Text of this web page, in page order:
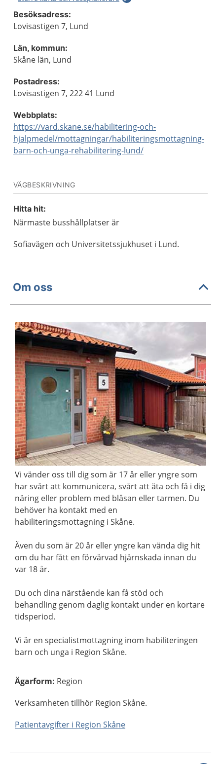
Besöksadress:
Lovisastigen 7, Lund
Län, kommun:
Skåne län, Lund
Postadress:
Lovisastigen 7, 222 41 Lund
Webbplats:
https://vard.skane.se/habilitering-och-
hjalpmedel/mottagningar/habiliteringsmottagning-
barn-och-unga-rehabilitering-lund/
VÄGBESKRIVNING
Hitta hit:
Närmaste busshållplatser är
Sofiavägen och Universitetssjukhuset i Lund.
Om oss
Vi vänder oss till dig som är 17 år eller yngre som
har svårt att kommunicera, svårt att äta och få i dig
näring eller problem med blåsan eller tarmen. Du
behöver ha kontakt med en
habiliteringsmottagning i Skåne.
Även du som är 20 år eller yngre kan vända dig hit
om du har fått en förvärvad hjärnskada innan du
var 18 år.
Du och dina närstående kan få stöd och
behandling genom daglig kontakt under en kortare
tidsperiod.
Vi är en specialistmottagning inom habiliteringen
barn och unga i Region Skåne.
Ägarform: Region
Verksamheten tillhör Region Skåne.
Patientavgifter i Region Skåne